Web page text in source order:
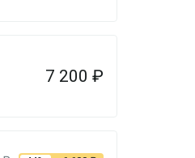
7 200 ₽